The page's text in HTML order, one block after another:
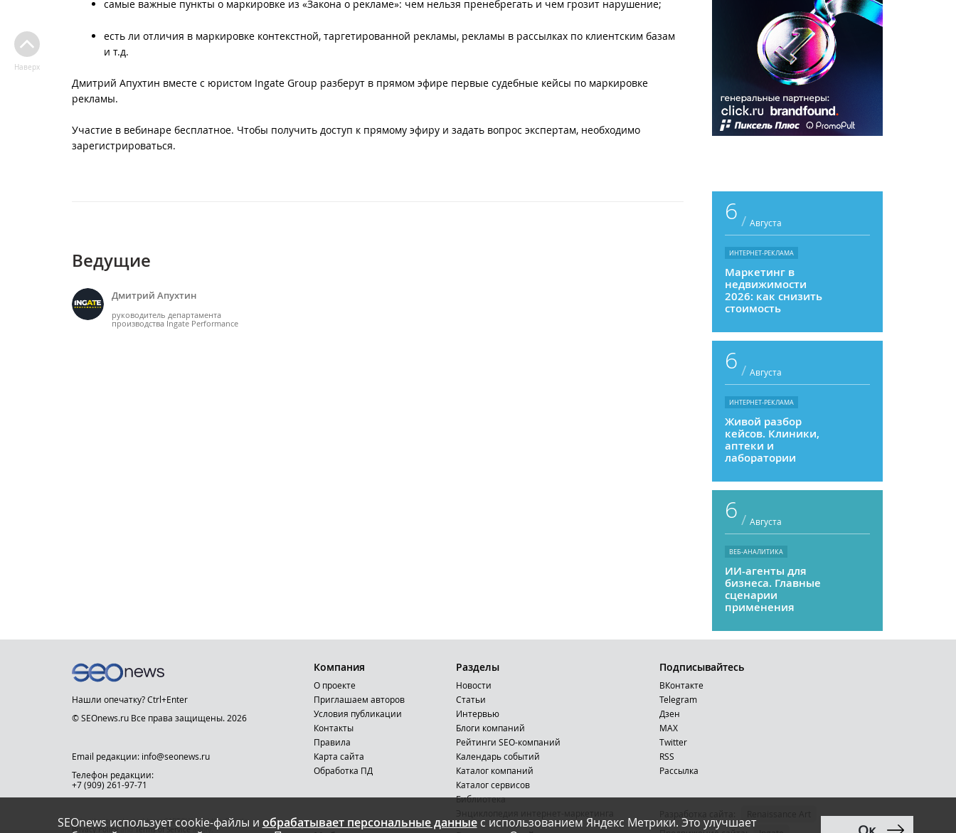
самые важные пункты о маркировке из «Закона о рекламе»: чем нельзя пренебрегать и чем грозит нарушение;
есть ли отличия в маркировке контекстной, таргетированной рекламы, рекламы в рассылках по клиентским базам
и т.д.
Дмитрий Апухтин вместе с юристом Ingate Group разберут в прямом эфире первые судебные кейсы по маркировке
рекламы.
Участие в вебинаре бесплатное. Чтобы получить доступ к прямому эфиру и задать вопрос экспертам, необходимо
зарегистрироваться.
Ведущие
Дмитрий Апухтин
руководитель департамента
производства Ingate Performance
Наверх
6 / Августа
ИНТЕРНЕТ-РЕКЛАМА
Маркетинг в
недвижимости
2026: как снизить
стоимость
увеличить
продажи
6 / Августа
ИНТЕРНЕТ-РЕКЛАМА
Живой разбор
кейсов. Клиники,
аптеки и
лаборатории
6 / Августа
ВЕБ-АНАЛИТИКА
ИИ-агенты для
бизнеса. Главные
сценарии
применения
SEOnews использует cookie-файлы и обрабатывает персональные данныес использованием Яндекс Метрики. Это улучшает
Нашли опечатку? Ctrl+Enter
© SEOnews.ru Все права защищены. 2026
Email редакции: info@seonews.ru
Телефон редакции:
+7 (909) 261-97-71
This site is protected by reCAPTCHA and the Google
Privacy Policyand Terms of Serviceapply.
Компания
О проекте
Приглашаем авторов
Условия публикации
Контакты
Правила
Карта сайта
Обработка ПД
Разделы
Новости
Статьи
Интервью
Блоги компаний
Рейтинги SEO-компаний
Календарь событий
Каталог компаний
Каталог сервисов
Библиотека
Подписывайтесь
ВКонтакте
Telegram
Дзен
MAX
Тwitter
RSS
Рассылка